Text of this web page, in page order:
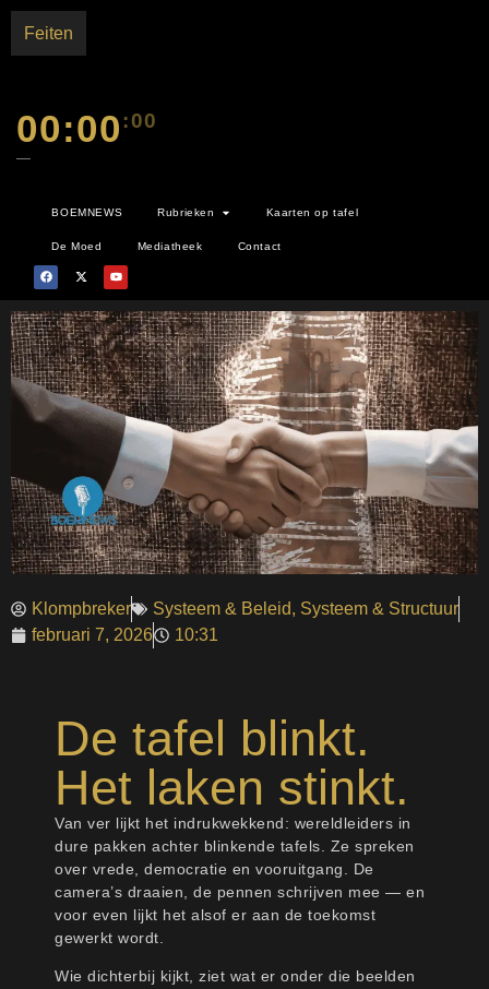
Feiten
00:00 :00
—
BOEMNEWS Rubrieken Kaarten op tafel
De Moed Mediatheek Contact
Klompbreker Systeem & Beleid, Systeem & Structuur
februari 7, 2026
10:31
De tafel blinkt.
Het laken stinkt.
Van ver lijkt het indrukwekkend: wereldleiders in
dure pakken achter blinkende tafels. Ze spreken
over vrede, democratie en vooruitgang. De
camera’s draaien, de pennen schrijven mee — en
voor even lijkt het alsof er aan de toekomst
gewerkt wordt.
Wie dichterbij kijkt, ziet wat er onder die beelden